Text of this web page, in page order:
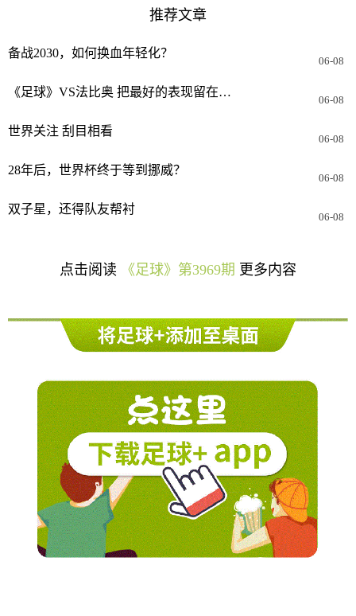
推荐文章
备战2030，如何换血年轻化？
06-08
《足球》VS法比奥 把最好的表现留在中国、留在北京 “不夺冠，我不走！”
06-08
世界关注 刮目相看
06-08
28年后，世界杯终于等到挪威？
06-08
双子星，还得队友帮衬
06-08
点击阅读 《足球》第3969期 更多内容